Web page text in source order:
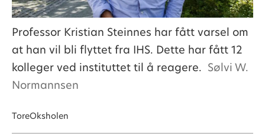
Professor Kristian Steinnes har fått varsel om
at han vil bli flyttet fra IHS. Dette har fått 12
kolleger ved instituttet til å reagere. Sølvi W.
Normannsen
ToreOksholen